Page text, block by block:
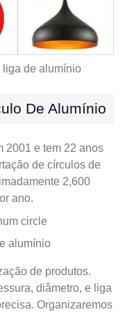
de alumínio
De Alumínio
2001 e tem 22 anos
de círculos de
2,600
ano.
alumínio
de produtos.
diâmetro, e liga
Organizaremos